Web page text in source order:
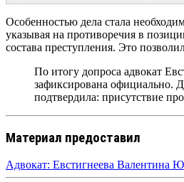
Особенностью дела стала
указывая на противоречия в
состава преступления. Это
По итогу допроса адвокат
зафиксирована официально.
подтвердила: присутствие
Материал предоставил
Адвокат: Евстигнеева Валентина